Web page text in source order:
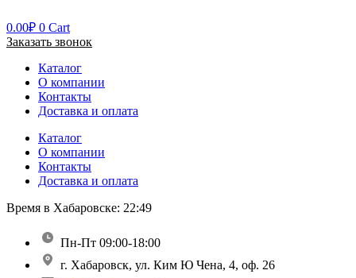
0.00₽ 0 Cart
Заказать звонок
Каталог
О компании
Контакты
Доставка и оплата
Каталог
О компании
Контакты
Доставка и оплата
Время в Хабаровске: 22:49
Пн-Пт 09:00-18:00
г. Хабаровск, ул. Ким Ю Чена, 4, оф. 26